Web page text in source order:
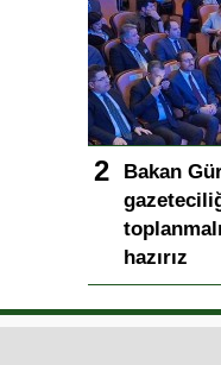
Bakan
hazırız